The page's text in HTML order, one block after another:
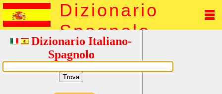
Dizionario
Spagnolo
Dizionario Italiano-
Spagnolo